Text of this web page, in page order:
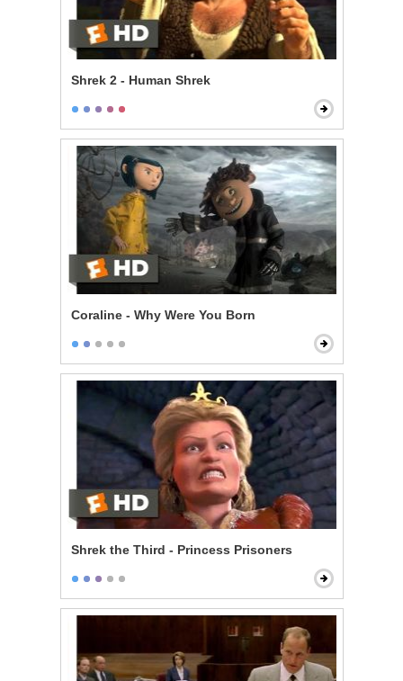
Shrek 2 - Human Shrek
Coraline - Why Were You Born
Shrek the Third - Princess Prisoners